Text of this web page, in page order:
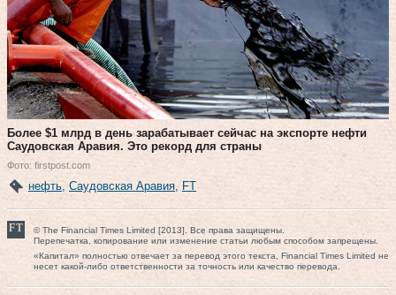
Более $1 млрд в день зарабатывает сейчас на экспорте нефти
Саудовская Аравия. Это рекорд для страны
Фото: firstpost.com
нефть Саудовская Аравия FT
© The Financial Times Limited [2013]. Все права защищены.
Перепечатка, копирование или изменение статьи любым способом запрещены.
«Капитал» полностью отвечает за перевод этого текста, Financial Times Limited не
несет какой-либо ответственности за точность или качество перевода.